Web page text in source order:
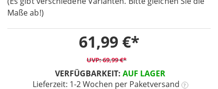
Maße ab!)
VERFÜGBARKEIT: AUF LAGER
Lieferzeit: 1-2 Wochen per Paketversand ?
61,99 €
69,99 €
images
gallery